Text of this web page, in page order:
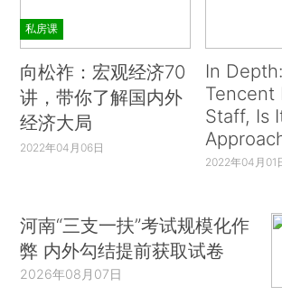
私房课
向松祚：宏观经济70
讲，带你了解国内外
经济大局
2022年04月06日
In
Tencent
Staff, Is
2022年04月01
河南“三支一扶”考试规模化作
弊 内外勾结提前获取试卷
2026年08月07日